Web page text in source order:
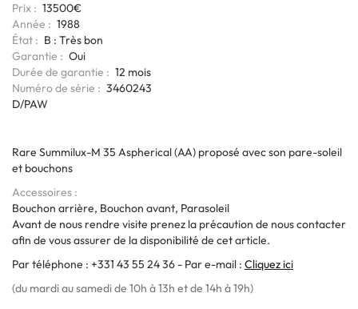
Prix
13500€
Année
1988
État
B : Très bon
Garantie
Oui
Durée de garantie
12 mois
Codage
6bits
Numéro de série
3460243
D/PAW
Rare Summilux-M 35 Aspherical (AA) proposé avec son pare-soleil
et bouchons
Accessoires
Bouchon arrière, Bouchon avant, Parasoleil
Avant de nous rendre visite prenez la précaution de nous contacter
afin de vous assurer de la disponibilité de cet article.
Par téléphone : +331 43 55 24 36 - Par e-mail : Cliquez ici
(du mardi au samedi de 10h à 13h et de 14h à 19h)